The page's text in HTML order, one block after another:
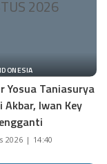
Yosua Taniasurya
Akbar, Iwan Key
2026 | 14:40